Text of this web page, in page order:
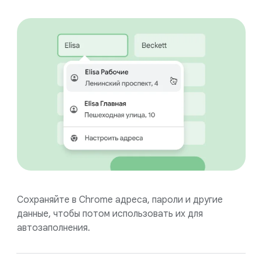
Сохраняйте в Chrome адреса, пароли и другие
данные, чтобы потом использовать их для
автозаполнения.